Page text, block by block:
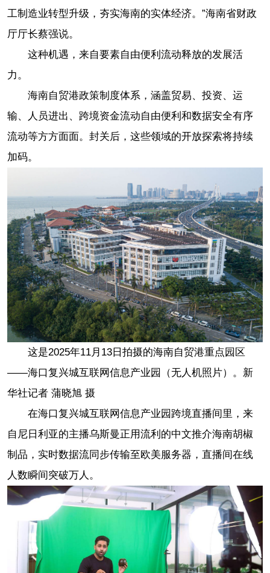
工制造业转型升级，夯实海南的实体经济。”海南省财政
厅厅长蔡强说。
这种机遇，来自要素自由便利流动释放的发展活
力。
海南自贸港政策制度体系，涵盖贸易、投资、运
输、人员进出、跨境资金流动自由便利和数据安全有序
流动等方方面面。封关后，这些领域的开放探索将持续
加码。
这是2025年11月13日拍摄的海南自贸港重点园区
——海口复兴城互联网信息产业园（无人机照片）。新
华社记者 蒲晓旭 摄
在海口复兴城互联网信息产业园跨境直播间里，来
自尼日利亚的主播乌斯曼正用流利的中文推介海南胡椒
制品，实时数据流同步传输至欧美服务器，直播间在线
人数瞬间突破万人。